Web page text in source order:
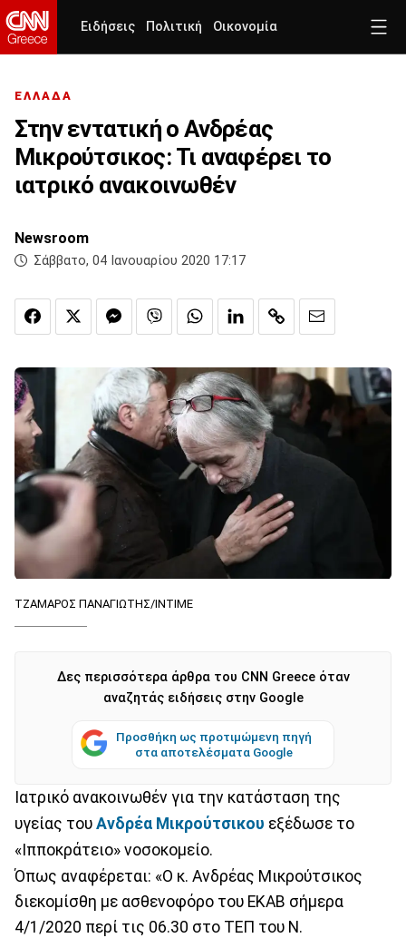
Ειδήσεις Πολιτική Οικονομία
ΕΛΛΑΔΑ
Στην εντατική ο Ανδρέας
Μικρούτσικος: Τι αναφέρει το
ιατρικό ανακοινωθέν
Newsroom
Σάββατο, 04 Ιανουαρίου 2020 17:17
ΤΖΑΜΑΡΟΣ ΠΑΝΑΓΙΩΤΗΣ/ΙΝΤΙΜΕ
Δες περισσότερα άρθρα του CNN Greece όταν
αναζητάς ειδήσεις στην Google
Προσθήκη ως προτιμώμενη πηγή
στα αποτελέσματα Google
Ιατρικό ανακοινωθέν για την κατάσταση της
υγείας του Ανδρέα Μικρούτσικου εξέδωσε το
«Ιπποκράτειο» νοσοκομείο.
Όπως αναφέρεται: «Ο κ. Ανδρέας Μικρούτσικος
διεκομίσθη με ασθενοφόρο του ΕΚΑΒ σήμερα
4/1/2020 περί τις 06.30 στο ΤΕΠ του Ν.